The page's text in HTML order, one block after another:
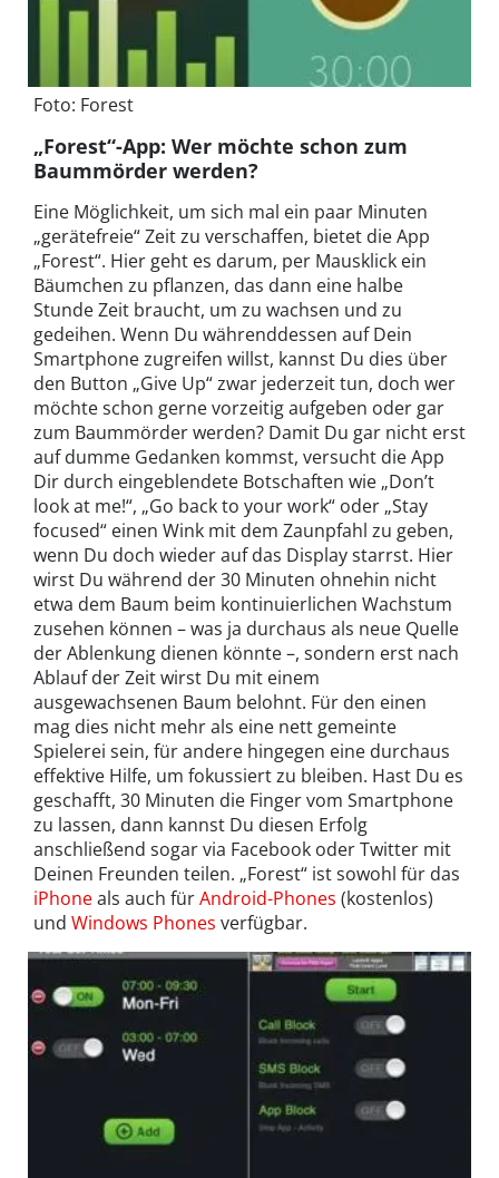
Foto: Forest
„Forest“-App: Wer möchte schon zum
Baummörder werden?
Eine Möglichkeit, um sich mal ein paar Minuten
„gerätefreie“ Zeit zu verschaffen, bietet die App
„Forest“. Hier geht es darum, per Mausklick ein
Bäumchen zu pflanzen, das dann eine halbe
Stunde Zeit braucht, um zu wachsen und zu
gedeihen. Wenn Du währenddessen auf Dein
Smartphone zugreifen willst, kannst Du dies über
den Button „Give Up“ zwar jederzeit tun, doch wer
möchte schon gerne vorzeitig aufgeben oder gar
zum Baummörder werden? Damit Du gar nicht erst
auf dumme Gedanken kommst, versucht die App
Dir durch eingeblendete Botschaften wie „Don’t
look at me!“, „Go back to your work“ oder „Stay
focused“ einen Wink mit dem Zaunpfahl zu geben,
wenn Du doch wieder auf das Display starrst. Hier
wirst Du während der 30 Minuten ohnehin nicht
etwa dem Baum beim kontinuierlichen Wachstum
zusehen können – was ja durchaus als neue Quelle
der Ablenkung dienen könnte –, sondern erst nach
Ablauf der Zeit wirst Du mit einem
ausgewachsenen Baum belohnt. Für den einen
mag dies nicht mehr als eine nett gemeinte
Spielerei sein, für andere hingegen eine durchaus
effektive Hilfe, um fokussiert zu bleiben. Hast Du es
geschafft, 30 Minuten die Finger vom Smartphone
zu lassen, dann kannst Du diesen Erfolg
anschließend sogar via Facebook oder Twitter mit
Deinen Freunden teilen. „Forest“ ist sowohl für das
iPhoneals auch fürAndroid-Phones (kostenlos)
und Windows Phones verfügbar.